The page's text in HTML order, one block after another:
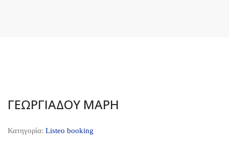
ΓΕΩΡΓΙΑΔΟΥ ΜΑΡΗ
Κατηγορία: Listeo booking